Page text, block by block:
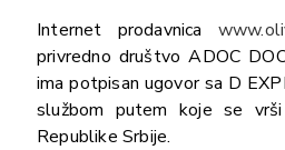
Internet prodavnica
privredno društvo ADOC
ima potpisan ugovor sa D
službom putem koje se
Republike Srbije.